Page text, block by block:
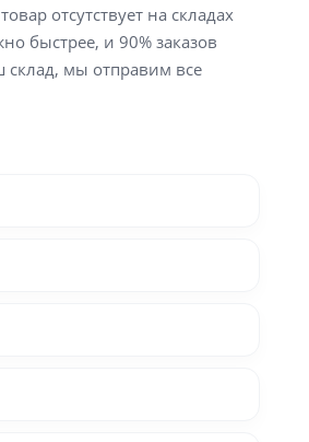
отсутствует на складах
быстрее, и 90% заказов
склад, мы отправим все